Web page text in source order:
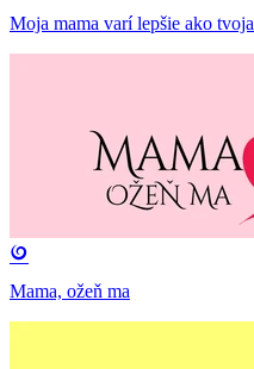
Moja mama varí lepšie ako tvoja
Mama, ožeň ma